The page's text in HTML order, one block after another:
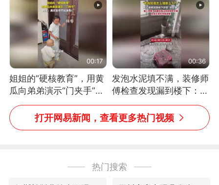
吗？”“或将成为首位考级
不带古筝的选手。”（来
源：新华每日电讯）
到又舞又武的？
00:17
姐姐的“硬核教育”，用黄
瓜向弟弟演示“门夹手”，
网友：果然言传不如身
教！
00:36
发泡水泥填不满，装修师
傅检查发现漏到楼下：出
风口未延伸到外墙
打开网易新闻，查看更多热门视频
热门搜索